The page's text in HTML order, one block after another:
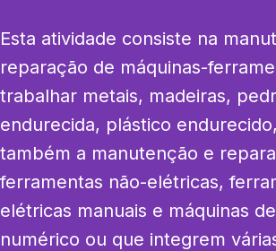
Esta atividade consiste na
reparação de máquinas-
trabalhar metais, madeiras,
endurecida, plástico
também a manutenção e
ferramentas não-elétricas,
elétricas manuais e máquinas
numérico ou que integrem